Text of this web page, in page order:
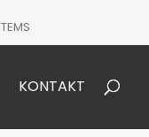
KONTAKT